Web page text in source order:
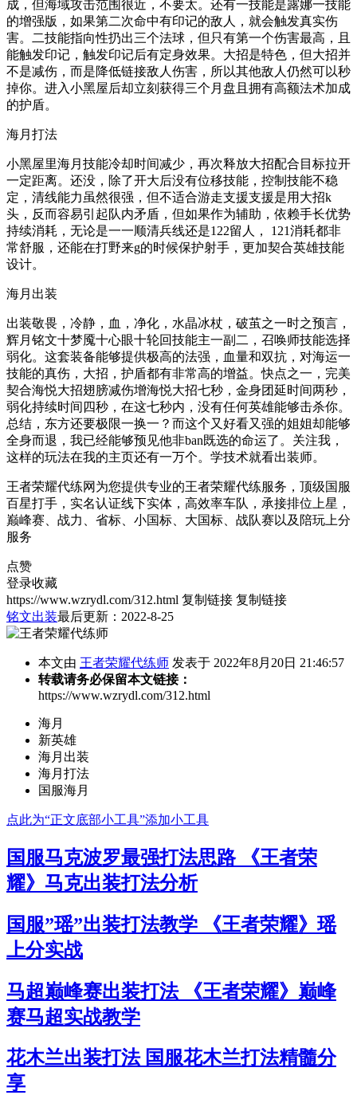
成，但海域攻击范围很近，不要太。还有一技能是露娜一技能
的增强版，如果第二次命中有印记的敌人，就会触发真实伤
害。二技能指向性扔出三个法球，但只有第一个伤害最高，且
能触发印记，触发印记后有定身效果。大招是特色，但大招并
不是减伤，而是降低链接敌人伤害，所以其他敌人仍然可以秒
掉你。进入小黑屋后却立刻获得三个月盘且拥有高额法术加成
的护盾。
海月打法
小黑屋里海月技能冷却时间减少，再次释放大招配合目标拉开
一定距离。还没，除了开大后没有位移技能，控制技能不稳
定，清线能力虽然很强，但不适合游走支援支援是用大招k
头，反而容易引起队内矛盾，但如果作为辅助，依赖手长优势
持续消耗，无论是一一顺清兵线还是122留人， 121消耗都非
常舒服，还能在打野来g的时候保护射手，更加契合英雄技能
设计。
海月出装
出装敬畏，冷静，血，净化，水晶冰杖，破茧之一时之预言，
辉月铭文十梦魇十心眼十轮回技能主一副二，召唤师技能选择
弱化。这套装备能够提供极高的法强，血量和双抗，对海运一
技能的真伤，大招，护盾都有非常高的增益。快点之一，完美
契合海悦大招翅膀减伤增海悦大招七秒，金身团延时间两秒，
弱化持续时间四秒，在这七秒内，没有任何英雄能够击杀你。
总结，东方还要极限一换一？而这个又好看又强的姐姐却能够
全身而退，我已经能够预见他非ban既选的命运了。关注我，
这样的玩法在我的主页还有一万个。学技术就看出装师。
王者荣耀代练网为您提供专业的王者荣耀代练服务，顶级国服
百星打手，实名认证线下实体，高效率车队，承接排位上星，
巅峰赛、战力、省标、小国标、大国标、战队赛以及陪玩上分
服务
点赞
登录收藏
https://www.wzrydl.com/312.html 复制链接 复制链接
铭文出装最后更新：2022-8-25
本文由 王者荣耀代练师 发表于 2022年8月20日 21:46:57
转载请务必保留本文链接：
https://www.wzrydl.com/312.html
海月
新英雄
海月出装
海月打法
国服海月
点此为“正文底部小工具”添加小工具
国服马克波罗最强打法思路 《王者荣
耀》马克出装打法分析
国服”瑶”出装打法教学 《王者荣耀》瑶
上分实战
马超巅峰赛出装打法 《王者荣耀》巅峰
赛马超实战教学
花木兰出装打法 国服花木兰打法精髓分
享